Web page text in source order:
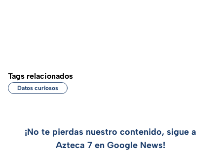
Tags relacionados
Datos curiosos
¡No te pierdas nuestro contenido, sigue a
Azteca 7 en Google News!